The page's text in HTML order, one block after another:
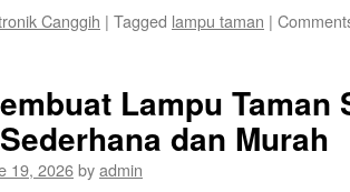
Canggih | Tagged lampu taman |
Lampu
dan Murah
19, 2026byadmin